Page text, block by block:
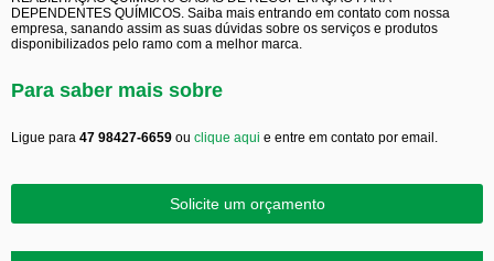
DEPENDENTES QUÍMICOS. Saiba mais entrando em contato com nossa
empresa, sanando assim as suas dúvidas sobre os serviços e produtos
disponibilizados pelo ramo com a melhor marca.
Para saber mais sobre
Ligue para 47 98427-6659 ou clique aqui e entre em contato por email.
Solicite um orçamento